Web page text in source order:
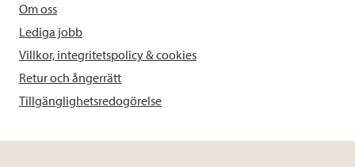
Om oss
Lediga jobb
Villkor, integritetspolicy & cookies
Retur och ångerrätt
Tillgänglighetsredogörelse